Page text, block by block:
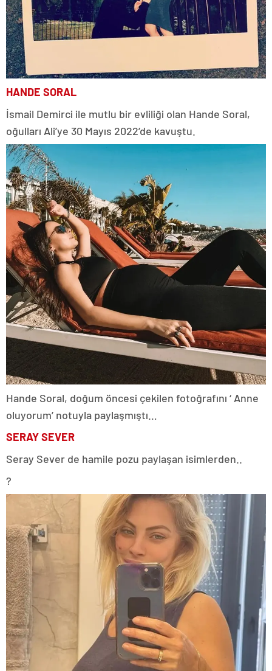
HANDE SORAL
İsmail Demirci ile mutlu bir evliliği olan Hande Soral,
oğulları Ali’ye 30 Mayıs 2022’de kavuştu.
Hande Soral, doğum öncesi çekilen fotoğrafını ‘ Anne
oluyorum’ notuyla paylaşmıştı…
SERAY SEVER
Seray Sever de hamile pozu paylaşan isimlerden..
?